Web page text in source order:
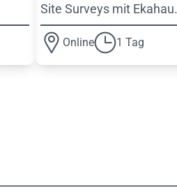
Site Surveys mit Ekahau.
Online 1 Tag